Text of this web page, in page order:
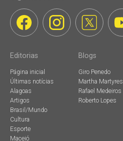
Editorias
Página inicial
Últimas notícias
Alagoas
Artigos
Brasil/Mundo
Cultura
Esporte
Maceió
Blogs
Giro Penedo
Martha Martyres
Rafael Medeiros
Roberto Lopes